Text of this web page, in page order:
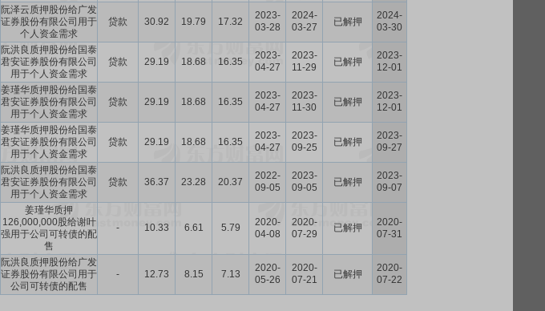
阮泽云质押股份给广发
证券股份有限公司用于
个人资金需求
贷款 30.92 19.79 17.32
2023-
03-28
2024-
03-27
已解押
2024-
03-30
阮洪良质押股份给国泰
君安证券股份有限公司
用于个人资金需求
贷款 29.19 18.68 16.35
2023-
04-27
2023-
11-29
已解押
2023-
12-01
姜瑾华质押股份给国泰
君安证券股份有限公司
用于个人资金需求
贷款 29.19 18.68 16.35
2023-
04-27
2023-
11-30
已解押
2023-
12-01
姜瑾华质押股份给国泰
君安证券股份有限公司
用于个人资金需求
贷款 29.19 18.68 16.35
2023-
04-27
2023-
09-25
已解押
2023-
09-27
阮洪良质押股份给国泰
君安证券股份有限公司
用于个人资金需求
贷款 36.37 23.28 20.37
2022-
09-05
2023-
09-05
已解押
2023-
09-07
姜瑾华质押
126,000,000股给谢叶
强用于公司可转债的配
售
- 10.33 6.61 5.79
2020-
04-08
2020-
07-29
已解押
2020-
07-31
阮洪良质押股份给广发
证券股份有限公司用于
公司可转债的配售
- 12.73 8.15 7.13
2020-
05-26
2020-
07-21
已解押
2020-
07-22